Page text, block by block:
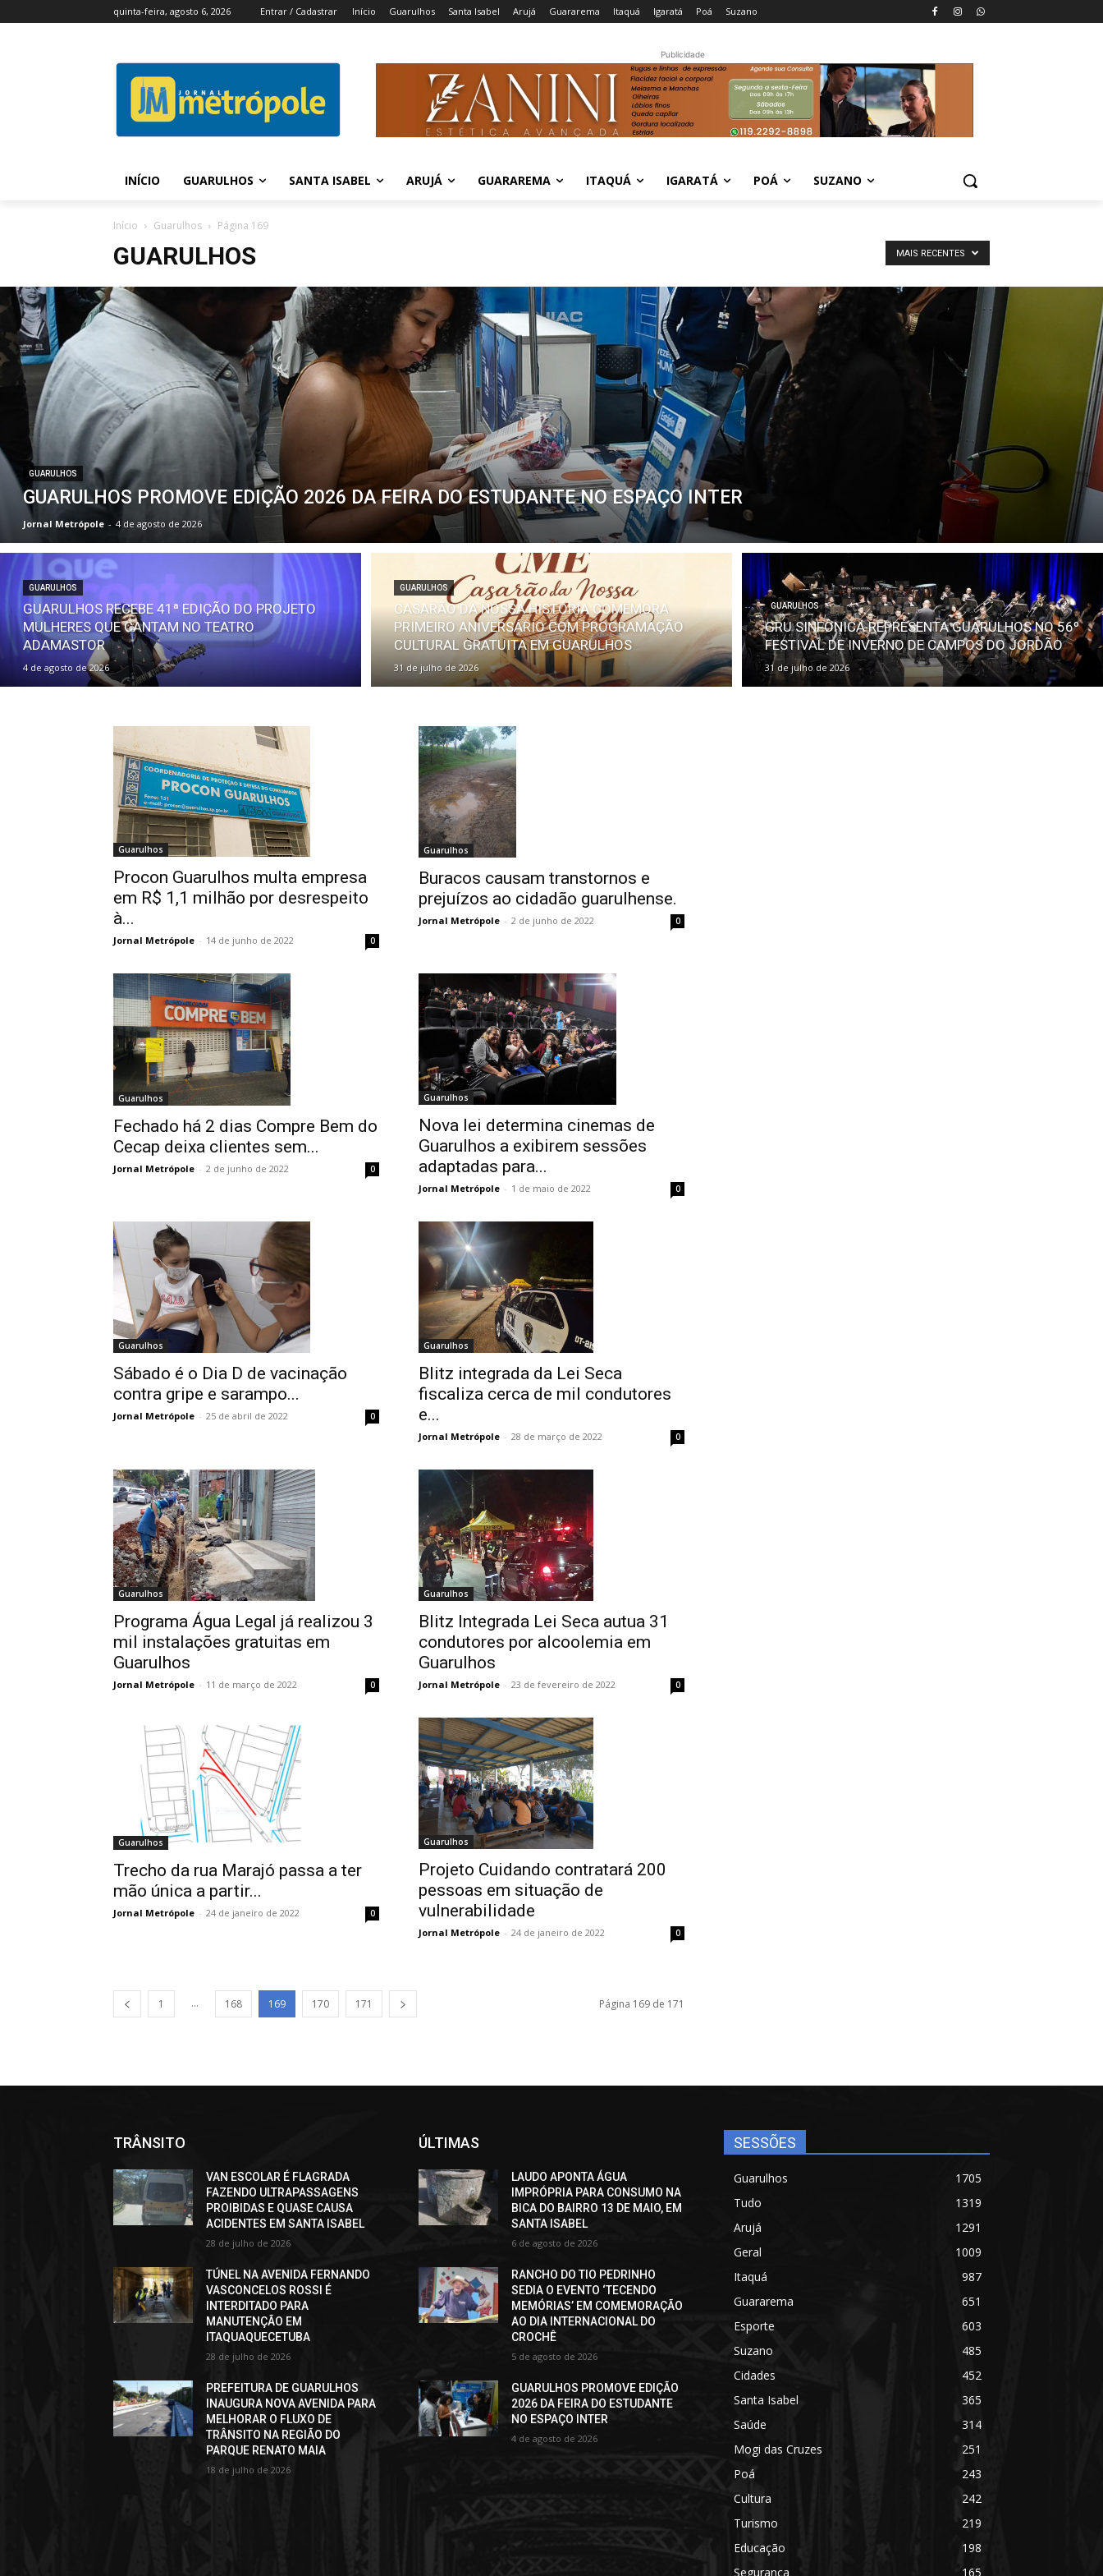
quinta-feira, agosto 6, 2026 Entrar / Cadastrar Início Guarulhos Santa Isabel Arujá Guararema Itaquá Igaratá Poá Suzano
Publicidade
INÍCIO GUARULHOS SANTA ISABEL ARUJÁ GUARAREMA ITAQUÁ IGARATÁ POÁ SUZANO
Início Guarulhos Página 169
GUARULHOS MAIS RECENTES
GUARULHOS
GUARULHOS PROMOVE EDIÇÃO 2026 DA FEIRA DO ESTUDANTE NO ESPAÇO INTER
Jornal Metrópole - 4 de agosto de 2026
GUARULHOS
GUARULHOS RECEBE 41ª EDIÇÃO DO PROJETO
MULHERES QUE CANTAM NO TEATRO
ADAMASTOR
4 de agosto de 2026
GUARULHOS
CASARÃO DA NOSSA HISTÓRIA COMEMORA
PRIMEIRO ANIVERSÁRIO COM PROGRAMAÇÃO
CULTURAL GRATUITA EM GUARULHOS
31 de julho de 2026
GUARULHOS
GRU SINFÔNICA REPRESENTA GUARULHOS NO 56º
FESTIVAL DE INVERNO DE CAMPOS DO JORDÃO
31 de julho de 2026
Guarulhos
Procon Guarulhos multa empresa
em R$ 1,1 milhão por desrespeito
à...
Jornal Metrópole - 14 de junho de 2022 0
Guarulhos
Buracos causam transtornos e
prejuízos ao cidadão guarulhense.
Jornal Metrópole - 2 de junho de 2022 0
Guarulhos
Fechado há 2 dias Compre Bem do
Cecap deixa clientes sem...
Jornal Metrópole - 2 de junho de 2022 0
Guarulhos
Nova lei determina cinemas de
Guarulhos a exibirem sessões
adaptadas para...
Jornal Metrópole - 1 de maio de 2022 0
Guarulhos
Sábado é o Dia D de vacinação
contra gripe e sarampo...
Jornal Metrópole - 25 de abril de 2022 0
Guarulhos
Blitz integrada da Lei Seca
fiscaliza cerca de mil condutores
e...
Jornal Metrópole - 28 de março de 2022 0
Guarulhos
Programa Água Legal já realizou 3
mil instalações gratuitas em
Guarulhos
Jornal Metrópole - 11 de março de 2022 0
Guarulhos
Blitz Integrada Lei Seca autua 31
condutores por alcoolemia em
Guarulhos
Jornal Metrópole - 23 de fevereiro de 2022 0
Guarulhos
Trecho da rua Marajó passa a ter
mão única a partir...
Jornal Metrópole - 24 de janeiro de 2022 0
Guarulhos
Projeto Cuidando contratará 200
pessoas em situação de
vulnerabilidade
Jornal Metrópole - 24 de janeiro de 2022 0
1 ... 168 169 170 171 Página 169 de 171
TRÂNSITO
VAN ESCOLAR É FLAGRADA
FAZENDO ULTRAPASSAGENS
PROIBIDAS E QUASE CAUSA
ACIDENTES EM SANTA ISABEL
28 de julho de 2026
TÚNEL NA AVENIDA FERNANDO
VASCONCELOS ROSSI É
INTERDITADO PARA
MANUTENÇÃO EM
ITAQUAQUECETUBA
28 de julho de 2026
PREFEITURA DE GUARULHOS
INAUGURA NOVA AVENIDA PARA
MELHORAR O FLUXO DE
TRÂNSITO NA REGIÃO DO
PARQUE RENATO MAIA
18 de julho de 2026
ÚLTIMAS
LAUDO APONTA ÁGUA
IMPRÓPRIA PARA CONSUMO NA
BICA DO BAIRRO 13 DE MAIO, EM
SANTA ISABEL
6 de agosto de 2026
RANCHO DO TIO PEDRINHO
SEDIA O EVENTO ‘TECENDO
MEMÓRIAS’ EM COMEMORAÇÃO
AO DIA INTERNACIONAL DO
CROCHÊ
5 de agosto de 2026
GUARULHOS PROMOVE EDIÇÃO
2026 DA FEIRA DO ESTUDANTE
NO ESPAÇO INTER
4 de agosto de 2026
SESSÕES
Guarulhos
1705
Tudo
1319
Arujá
1291
Geral
1009
Itaquá
987
Guararema
651
Esporte
603
Suzano
485
Cidades
452
Santa Isabel
365
Saúde
314
Mogi das Cruzes
251
Poá
243
Cultura
242
Turismo
219
Educação
198
Segurança
165